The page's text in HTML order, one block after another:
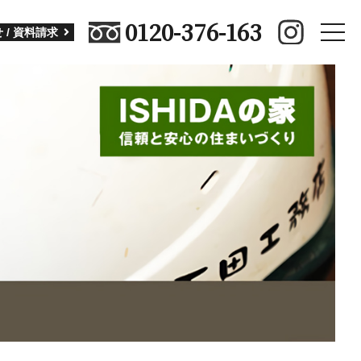
/ 資料請求 0120-376-163
toggle